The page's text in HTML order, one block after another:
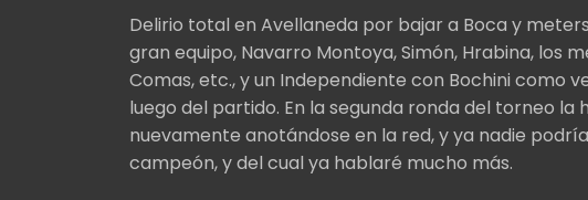
Delirio total en Avellaneda por bajar a Boca y
gran equipo, Navarro Montoya, Simón, Hrabina, los
Comas, etc., y un Independiente con Bochini como
luego del partido. En la segunda ronda del torneo la
nuevamente anotándose en la red, y ya nadie
campeón, y del cual ya hablaré mucho más.